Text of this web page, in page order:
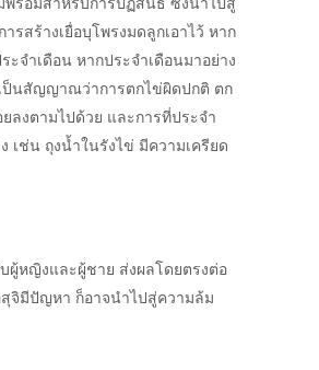
สร้างเยื่อบุโพรงมดลูกเอาไว้ หาก
ะจำเดือน หากประจำเดือนมาอย่าง
เป็นสัญญาณว่าการตกไข่ผิดปกติ ตก
ลงตามไปด้วย และการที่ประจำ
เช่น ถุงน้ำในรังไข่ มีความเครียด
ผู้หญิงและผู้ชาย ส่งผลโดยตรงต่อ
จิมีปัญหา ก็อาจนำไปสู่ความล้ม